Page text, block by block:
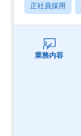
正社員採用
業務内容